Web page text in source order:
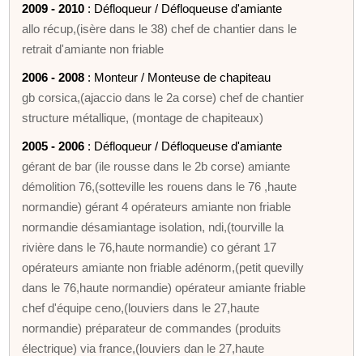
2009 - 2010 : Défloqueur / Défloqueuse d'amiante
allo récup,(isère dans le 38) chef de chantier dans le
retrait d'amiante non friable
2006 - 2008 : Monteur / Monteuse de chapiteau
gb corsica,(ajaccio dans le 2a corse) chef de chantier
structure métallique, (montage de chapiteaux)
2005 - 2006 : Défloqueur / Défloqueuse d'amiante
gérant de bar (ile rousse dans le 2b corse) amiante
démolition 76,(sotteville les rouens dans le 76 ,haute
normandie) gérant 4 opérateurs amiante non friable
normandie désamiantage isolation, ndi,(tourville la
rivière dans le 76,haute normandie) co gérant 17
opérateurs amiante non friable adénorm,(petit quevilly
dans le 76,haute normandie) opérateur amiante friable
chef d'équipe ceno,(louviers dans le 27,haute
normandie) préparateur de commandes (produits
électrique) via france,(louviers dan le 27,haute